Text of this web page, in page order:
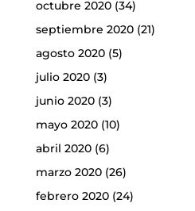
octubre 2020(34)
septiembre 2020(21)
agosto 2020(5)
julio 2020(3)
junio 2020(3)
mayo 2020(10)
abril 2020(6)
marzo 2020(26)
febrero 2020(24)